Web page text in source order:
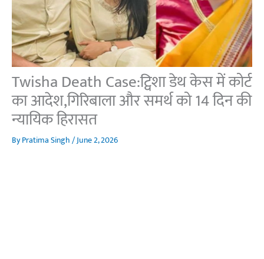
Twisha Death Case:ट्विशा डेथ केस में कोर्ट
का आदेश,गिरिबाला और समर्थ को 14 दिन की
न्यायिक हिरासत
ByPratima Singh/June 2, 2026